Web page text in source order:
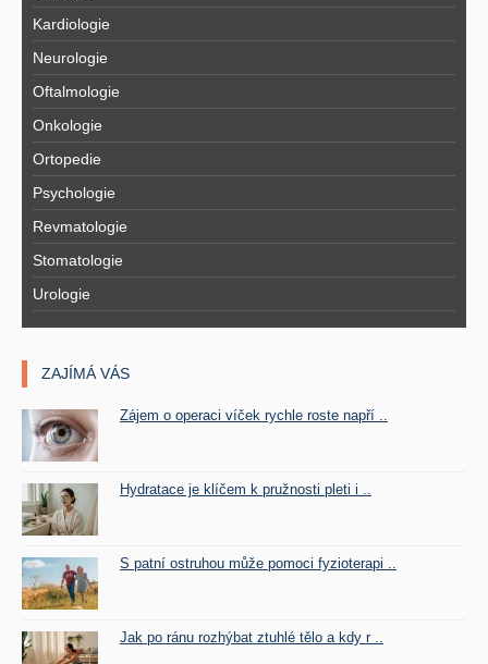
Kardiologie
Neurologie
Oftalmologie
Onkologie
Ortopedie
Psychologie
Revmatologie
Stomatologie
Urologie
ZAJÍMÁ VÁS
Zájem o operaci víček rychle roste napří ..
Hydratace je klíčem k pružnosti pleti i ..
S patní ostruhou může pomoci fyzioterapi ..
Jak po ránu rozhýbat ztuhlé tělo a kdy r ..